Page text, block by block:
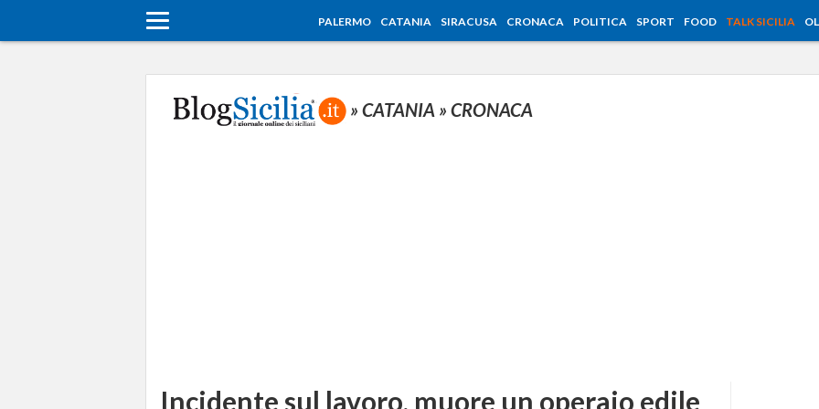
PALERMO CATANIA SIRACUSA CRONACA POLITICA SPORT FOOD TALK SICILIA
» CATANIA » CRONACA
Incidente sul lavoro, muore un operaio edile